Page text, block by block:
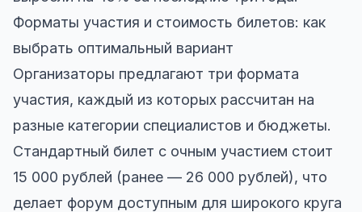
Форматы участия и стоимость билетов: как
выбрать оптимальный вариант
Организаторы предлагают три формата
участия, каждый из которых рассчитан на
разные категории специалистов и бюджеты.
Стандартный билет с очным участием стоит
15 000 рублей (ранее — 26 000 рублей), что
делает форум доступным для широкого круга